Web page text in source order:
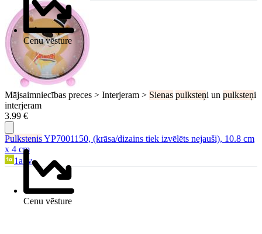
Cenu vēsture
Mājsaimniecības preces > Interjeram > Sienas pulksteņi un pulksteņi
interjeram
3.99 €
Cenu vēsture
PulkstenisYP7001150, (krāsa/dizains tiek izvēlēts nejauši), 10.8 cm
x 4 cm
1a.lv